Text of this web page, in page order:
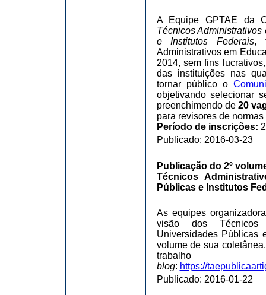
A Equipe GPTAE da
Técnicos
e Institutos Federais,
Administrativos em
2014, sem fins
das instituições nas
tornar público o
objetivando selecionar
preenchimendo de 20
para revisores de
Período de inscrições:
Publicado: 2016-03-23
Publicação do 2º
Técnicos
Públicas e Institutos
As equipes
visão dos Técnicos
Universidades Públicas
volume de sua
blog: https://
Publicado: 2016-01-22